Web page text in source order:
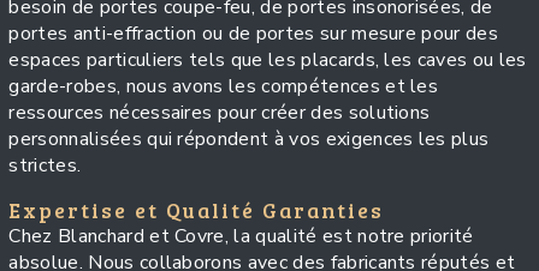
besoin de portes coupe-feu, de portes insonorisées, de
portes anti-effraction ou de portes sur mesure pour des
espaces particuliers tels que les placards, les caves ou les
garde-robes, nous avons les compétences et les
ressources nécessaires pour créer des solutions
personnalisées qui répondent à vos exigences les plus
strictes.
Expertise et Qualité Garanties
Chez Blanchard et Covre, la qualité est notre priorité
absolue. Nous collaborons avec des fabricants réputés et